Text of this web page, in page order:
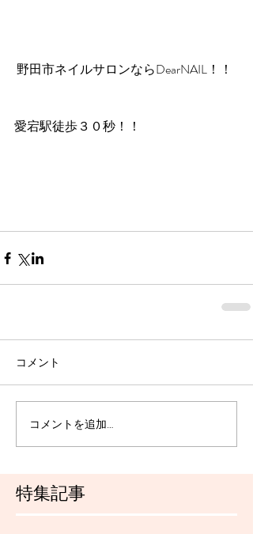
特集記事
野田市ネイルサロンならDearNAIL！！
愛宕駅徒歩３０秒！！
コメント
コメントを追加…